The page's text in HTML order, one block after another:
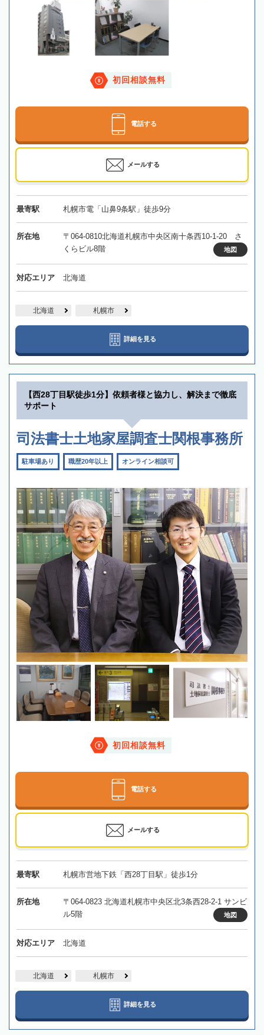
初回相談無料
電話する
メールする
最寄駅 札幌市電「山鼻9条駅」徒歩9分
所在地
〒064-0810北海道札幌市中央区南十条西10-1-20 さ
くらビル8階
地図
対応エリア 北海道
北海道 札幌市
詳細を見る
【西28丁目駅徒歩1分】依頼者様と協力し、解決まで徹底
サポート
司法書士土地家屋調査士関根事務所
駐車場あり 職歴20年以上 オンライン相談可
初回相談無料
電話する
メールする
最寄駅 札幌市営地下鉄「西28丁目駅」徒歩1分
所在地
〒064-0823 北海道札幌市中央区北3条西28-2-1 サンビ
ル5階
地図
対応エリア 北海道
北海道 札幌市
詳細を見る